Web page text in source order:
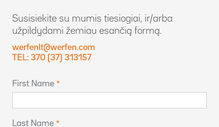
Susisiekite su mumis tiesiogiai, ir/arba
užpildydami žemiau esančią formą.
werfenlt@werfen.com
TEL: 370 (37) 313157
First Name
Last Name